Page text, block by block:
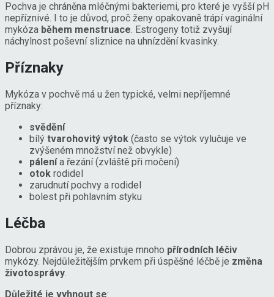
Pochva je chráněna mléčnými bakteriemi, pro které je vyšší pH
nepříznivé. I to je důvod, proč ženy opakovaně trápí vaginální
mykóza během menstruace. Estrogeny totiž zvyšují
náchylnost poševní sliznice na uhnízdění kvasinky.
Příznaky
Mykóza v pochvě má ​​u žen typické, velmi nepříjemné
příznaky:
svědění
bílý tvarohovitý výtok (často se výtok vylučuje ve
zvýšeném množství než obvykle)
pálenía řezání (zvláště při močení)
otok rodidel
zarudnutí pochvy a rodidel
bolest při pohlavním styku
Léčba
Dobrou zprávou je, že existuje mnoho přírodních léčiv
mykózy. Nejdůležitějším prvkem při úspěšné léčbě je změna
životosprávy
Důležité je vyhnout se: